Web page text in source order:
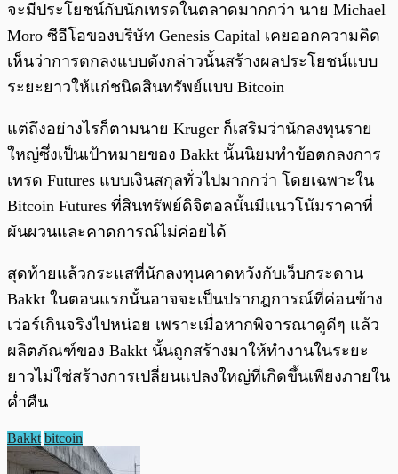
จะมีประโยชน์กับนักเทรดในตลาดมากกว่า นาย Michael
Moro ซีอีโอของบริษัท Genesis Capital เคยออกความคิด
เห็นว่าการตกลงแบบดังกล่าวนั้นสร้างผลประโยชน์แบบ
ระยะยาวให้แก่ชนิดสินทรัพย์แบบ Bitcoin
แต่ถึงอย่างไรก็ตามนาย Kruger ก็เสริมว่านักลงทุนราย
ใหญ่ซึ่งเป็นเป้าหมายของ Bakkt นั้นนิยมทำข้อตกลงการ
เทรด Futures แบบเงินสกุลทั่วไปมากกว่า โดยเฉพาะใน
Bitcoin Futures ที่สินทรัพย์ดิจิตอลนั้นมีแนวโน้มราคาที่
ผันผวนและคาดการณ์ไม่ค่อยได้
สุดท้ายแล้วกระแสที่นักลงทุนคาดหวังกับเว็บกระดาน
Bakkt ในตอนแรกนั้นอาจจะเป็นปรากฎการณ์ที่ค่อนข้าง
เว่อร์เกินจริงไปหน่อย เพราะเมื่อหากพิจารณาดูดีๆ แล้ว
ผลิตภัณฑ์ของ Bakkt นั้นถูกสร้างมาให้ทำงานในระยะ
ยาวไม่ใช่สร้างการเปลี่ยนแปลงใหญ่ที่เกิดขึ้นเพียงภายใน
ค่ำคืน
Bakkt bitcoin